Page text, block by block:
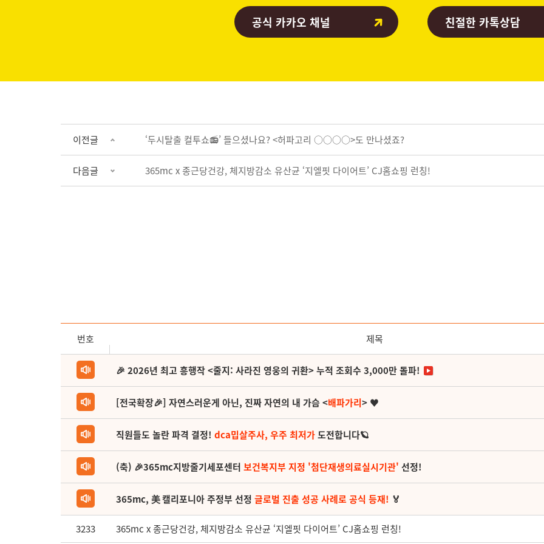
공식 카카오 채널 친절한 카톡상담
이전글 ‘두시탈출 컬투쇼📻’ 들으셨나요? <허파고리 ○○○○>도 만나셨죠?
다음글 365mc x 종근당건강, 체지방감소 유산균 ‘지엘핏 다이어트’ CJ홈쇼핑 런칭!
번호 제목
🎉 2026년 최고 흥행작 <줄지: 사라진 영웅의 귀환> 누적 조회수 3,000만 돌파!
[전국확장🎉] 자연스러운게 아닌, 진짜 자연의 내 가슴 <배파가리> ♥
직원들도 놀란 파격 결정! dca밉살주사, 우주 최저가도전합니다🪐
(축) 🎉365mc지방줄기세포센터 보건복지부 지정 '첨단재생의료실시기관' 선정!
365mc, 美 캘리포니아 주정부 선정 글로벌 진출 성공 사례로 공식 등재! 🏅
3233 365mc x 종근당건강, 체지방감소 유산균 ‘지엘핏 다이어트’ CJ홈쇼핑 런칭!